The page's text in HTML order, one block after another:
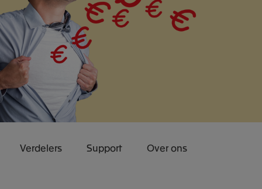
Verdelers Support Over ons